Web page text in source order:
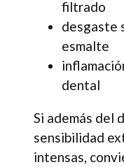
filtrado
desgaste
esmalte
dental
Si además del
sensibilidad
intensas,